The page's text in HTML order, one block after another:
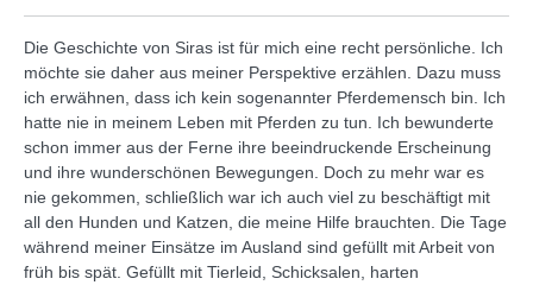
Die Geschichte von Siras ist für mich eine recht persönliche. Ich
möchte sie daher aus meiner Perspektive erzählen. Dazu muss
ich erwähnen, dass ich kein sogenannter Pferdemensch bin. Ich
hatte nie in meinem Leben mit Pferden zu tun. Ich bewunderte
schon immer aus der Ferne ihre beeindruckende Erscheinung
und ihre wunderschönen Bewegungen. Doch zu mehr war es
nie gekommen, schließlich war ich auch viel zu beschäftigt mit
all den Hunden und Katzen, die meine Hilfe brauchten. Die Tage
während meiner Einsätze im Ausland sind gefüllt mit Arbeit von
früh bis spät. Gefüllt mit Tierleid, Schicksalen, harten